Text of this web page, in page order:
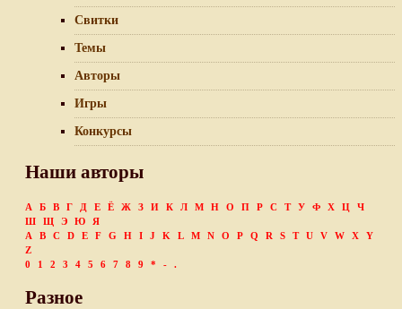
Свитки
Темы
Авторы
Игры
Конкурсы
Наши авторы
А Б В Г Д Е Ё Ж З И К Л М Н О П Р С Т У Ф Х Ц
Ч
Ш
Щ Э Ю
Я
A
B C D E F G H I J K L M N O P Q R S T U V W X
Y
Z
0
1 2 3 4 5 6 7 8 9 * - .
Разное